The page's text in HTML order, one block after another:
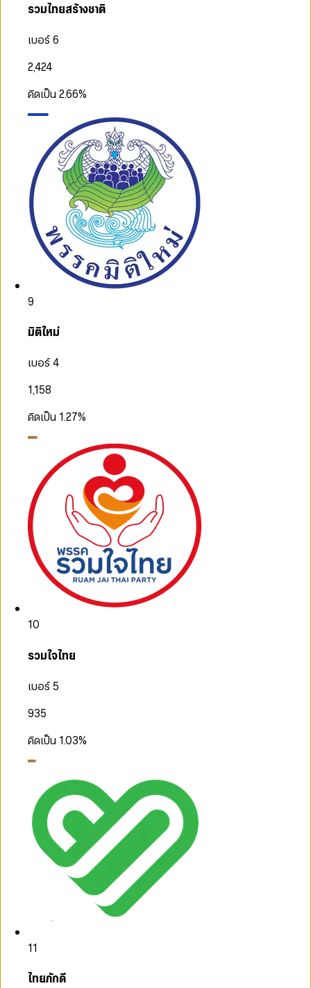
รวมไทยสร้างชาติ
เบอร์ 6
2,424
คิดเป็น2.66%
9
มิติใหม่
เบอร์ 4
1,158
คิดเป็น 1.27%
10
รวมใจไทย
เบอร์ 5
935
คิดเป็น 1.03%
11
ไทยภักดี